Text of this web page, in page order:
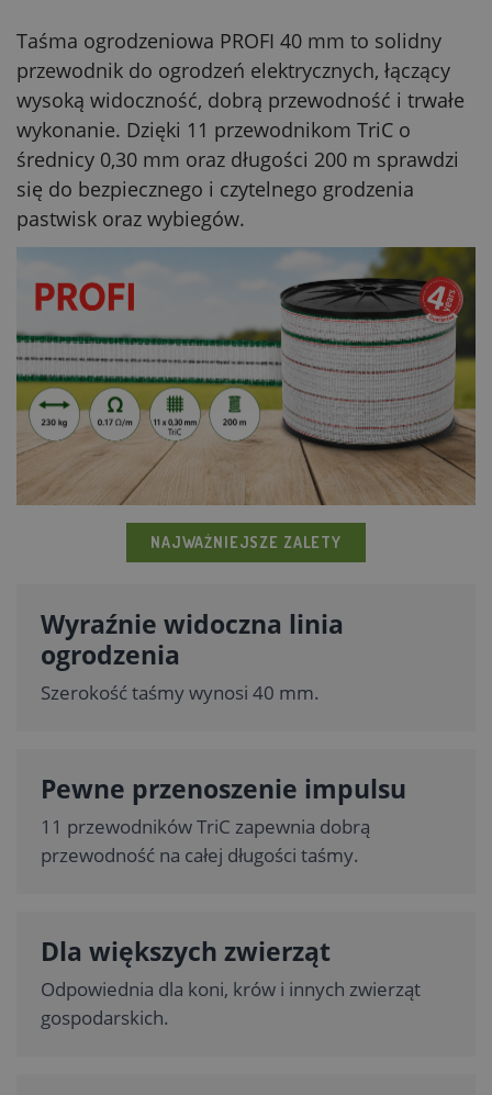
Taśma ogrodzeniowa PROFI 40 mm to solidny
przewodnik do ogrodzeń elektrycznych, łączący
wysoką widoczność, dobrą przewodność i trwałe
wykonanie. Dzięki 11 przewodnikom TriC o
średnicy 0,30 mm oraz długości 200 m sprawdzi
się do bezpiecznego i czytelnego grodzenia
pastwisk oraz wybiegów.
NAJWAŻNIEJSZE ZALETY
Wyraźnie widoczna linia
ogrodzenia
Szerokość taśmy wynosi 40 mm.
Pewne przenoszenie impulsu
11 przewodników TriC zapewnia dobrą
przewodność na całej długości taśmy.
Dla większych zwierząt
Odpowiednia dla koni, krów i innych zwierząt
gospodarskich.